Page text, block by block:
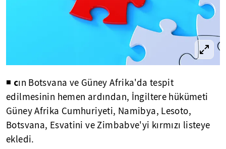
◾ cın Botsvana ve Güney Afrika'da tespit
edilmesinin hemen ardından, İngiltere hükümeti
Güney Afrika Cumhuriyeti, Namibya, Lesoto,
Botsvana, Esvatini ve Zimbabve'yi kırmızı listeye
ekledi.